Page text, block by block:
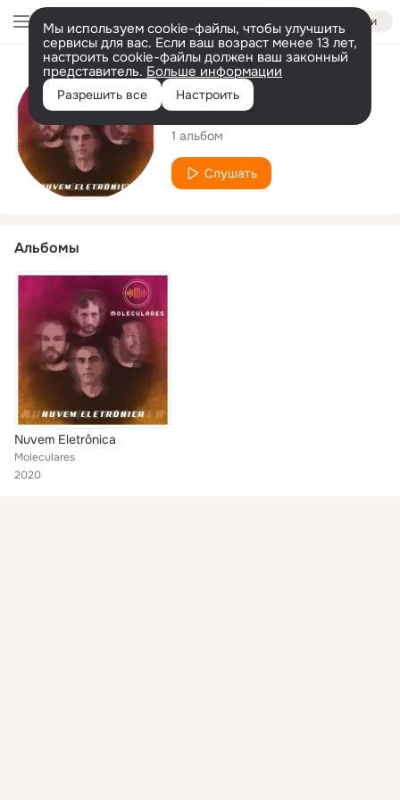
Войти
Мы используем cookie-файлы, чтобы улучшить
сервисы для вас. Если ваш возраст менее 13 лет,
настроить cookie-файлы должен ваш законный
представитель. Больше информации
Разрешить все Настроить
Исполнитель
Moleculares
1 альбом
Слушать
Альбомы
Nuvem Eletrônica
Moleculares
2020